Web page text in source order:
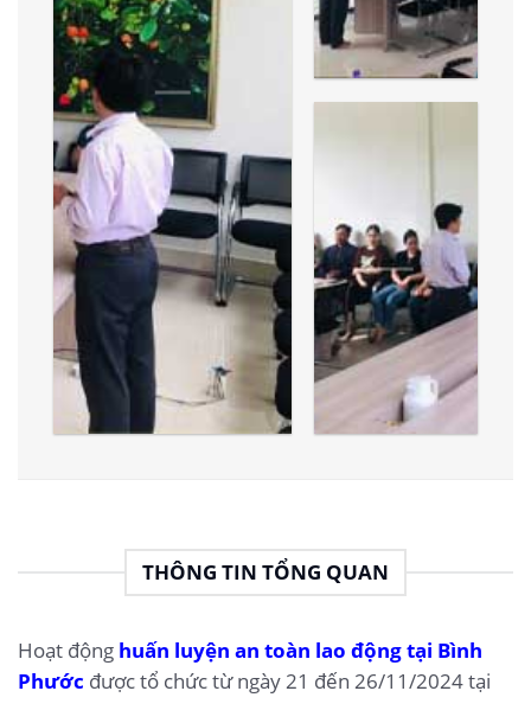
THÔNG TIN TỔNG QUAN
Hoạt động huấn luyện an toàn lao động tại Bình
Phước được tổ chức từ ngày 21 đến 26/11/2024 tại